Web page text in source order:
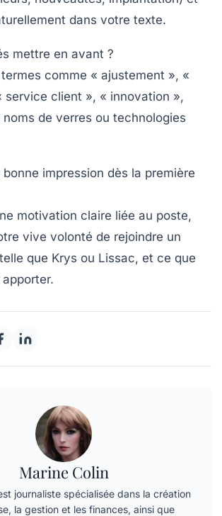
dans votre texte.
mettre en avant ?
comme « ajustement », «
service client », « innovation »,
noms de verres ou technologies
impression dès la première
motivation claire liée au poste,
vive volonté de rejoindre un
que Krys ou Lissac, et ce que
Marine Colin
journaliste spécialisée dans la création
la gestion et les finances, ainsi que